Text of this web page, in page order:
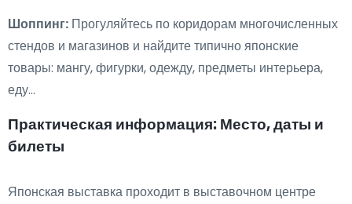
Шоппинг: Прогуляйтесь по коридорам многочисленных
стендов и магазинов и найдите типично японские
товары: мангу, фигурки, одежду, предметы интерьера,
еду...
Практическая информация: Место, даты и
билеты
Японская выставка проходит в выставочном центре